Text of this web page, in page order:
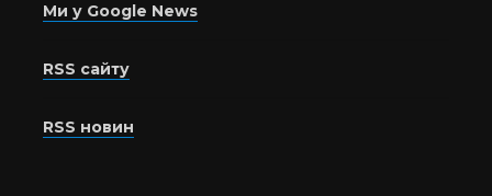
Ми у Google News
RSS сайту
RSS новин